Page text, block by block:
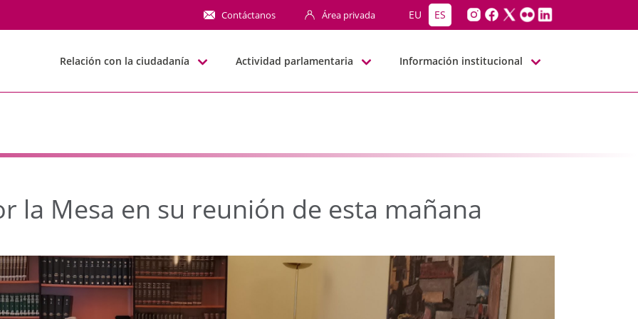
en su reunión de esta mañana - JJGG-
Contáctanos Área privada EU ES
Relación con la ciudadanía Actividad parlamentaria Información institucional
la Mesa en su reunión de esta mañana